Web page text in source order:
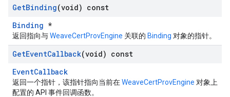
GetBinding(void) const
Binding *
返回指向与WeaveCertProvEngine 关联的 Binding 对象的指针。
GetEventCallback(void) const
EventCallback
返回一个指针，该指针指向当前在WeaveCertProvEngine 对象上
配置的 API 事件回调函数。